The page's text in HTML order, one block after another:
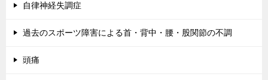
自律神経失調症
過去のスポーツ障害による首・背中・腰・股関節の不調
頭痛